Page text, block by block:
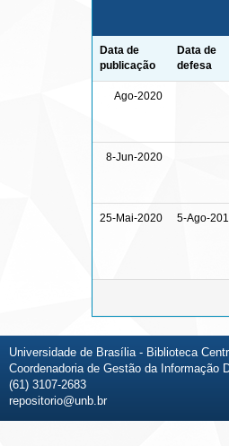
Data de
publicação
Data de
defesa
Ago-2020
8-Jun-2020
25-Mai-2020 5-Ago-
Universidade de Brasília - Biblioteca
Coordenadoria de Gestão da Informação
(61) 3107-2683
repositorio@unb.br